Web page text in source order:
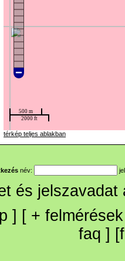
térkép teljes ablakban
név:
és
] [ + felmérések
faq ] [